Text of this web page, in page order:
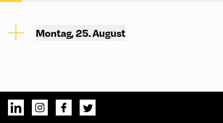
Montag, 25. August